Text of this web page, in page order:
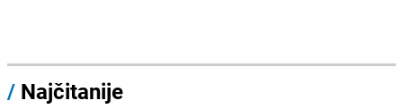
/ Najčitanije